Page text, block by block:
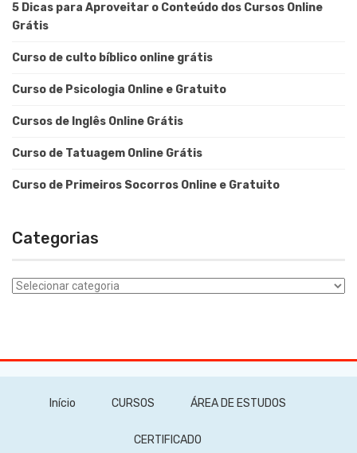
5 Dicas para Aproveitar o Conteúdo dos Cursos Online
Grátis
Curso de culto bíblico online grátis
Curso de Psicologia Online e Gratuito
Cursos de Inglês Online Grátis
Curso de Tatuagem Online Grátis
Curso de Primeiros Socorros Online e Gratuito
Categorias
Categorias
Início CURSOS ÁREA DE ESTUDOS
CERTIFICADO